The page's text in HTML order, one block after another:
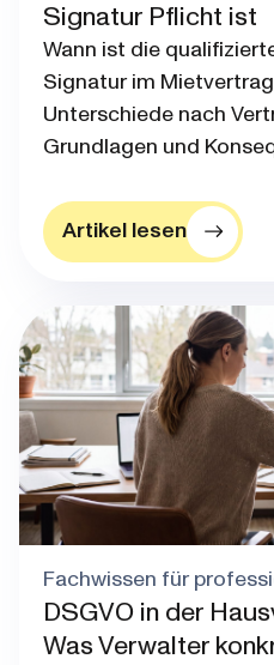
Signatur Pflicht ist
Wann ist die
Signatur im
Unterschiede nach
Grundlagen und
Artikel lesen
Blog post thumbnail
Fachwissen für
DSGVO in der
Was Verwalter